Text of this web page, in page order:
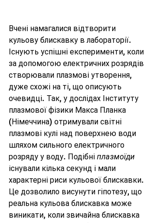
Вчені намагалися відтворити
кульову блискавку в лабораторії.
Існують успішні експерименти, коли
за допомогою електричних розрядів
створювали плазмові утворення,
дуже схожі на ті, що описують
очевидці. Так, у дослідах Інституту
плазмової фізики Макса Планка
(Німеччина) отримували світні
плазмові кулі над поверхнею води
шляхом сильного електричного
розряду у воду. Подібні плазмоїди
існували кілька секунд і мали
характерні риси кульової блискавки.
Це дозволило висунути гіпотезу, що
реальна кульова блискавка може
виникати, коли звичайна блискавка